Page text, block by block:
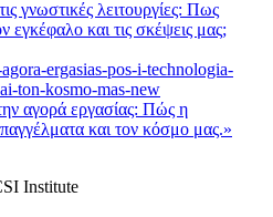
γνωστικές λειτουργίες: Πως
εγκέφαλο και τις σκέψεις μας;
αγορά εργασίας: Πώς η
και τον κόσμο μας.»